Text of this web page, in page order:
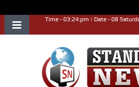
Time - 03:24:pm | Date - 08